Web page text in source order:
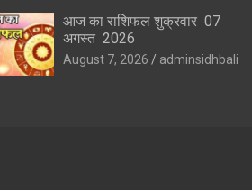
आज का राशिफल शुक्रवार 07
अगस्त 2026
August 7, 2026 adminsidhbali